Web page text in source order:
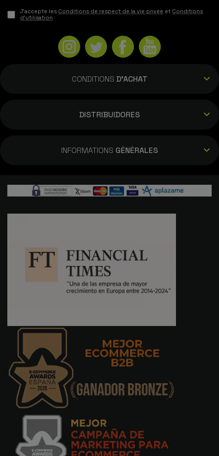
J'accepte les Conditions de respect de la vie privée et Conditions
d'utilisation
CONDITIONS D'ACHAT
DISTRIBUIDORES
INFORMATIONS GÉNÉRALES